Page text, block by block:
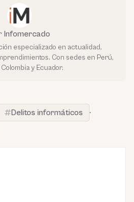
Infomercado
especializado en actualidad,
Con sedes en Perú,
y Ecuador.
Delitos informáticos
·